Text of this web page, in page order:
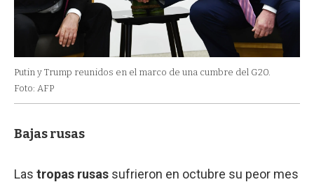
Putin y Trump reunidos en el marco de una cumbre del G20.
Foto: AFP
Bajas rusas
Las tropas rusas sufrieron en octubre su peor mes